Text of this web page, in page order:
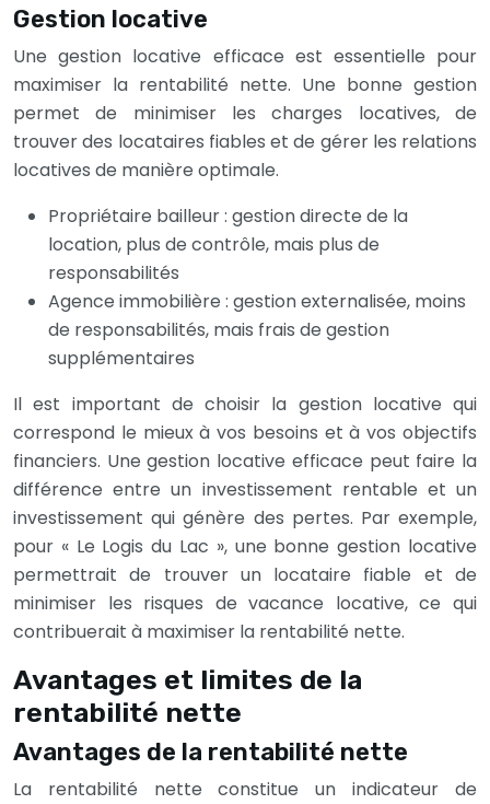
Gestion locative
Une gestion locative efficace est essentielle pour
maximiser la rentabilité nette. Une bonne gestion
permet de minimiser les charges locatives, de
trouver des locataires fiables et de gérer les relations
locatives de manière optimale.
Propriétaire bailleur : gestion directe de la
location, plus de contrôle, mais plus de
responsabilités
Agence immobilière : gestion externalisée, moins
de responsabilités, mais frais de gestion
supplémentaires
Il est important de choisir la gestion locative qui
correspond le mieux à vos besoins et à vos objectifs
financiers. Une gestion locative efficace peut faire la
différence entre un investissement rentable et un
investissement qui génère des pertes. Par exemple,
pour « Le Logis du Lac », une bonne gestion locative
permettrait de trouver un locataire fiable et de
minimiser les risques de vacance locative, ce qui
contribuerait à maximiser la rentabilité nette.
Avantages et limites de la
rentabilité nette
Avantages de la rentabilité nette
La rentabilité nette constitue un indicateur de